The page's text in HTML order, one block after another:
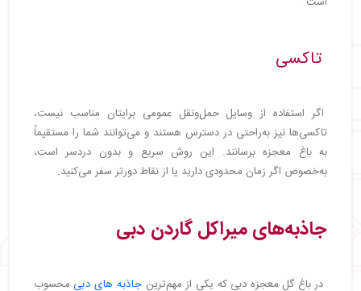
تاکسی
اگر استفاده از وسایل حمل‌ونقل عمومی برایتان مناسب نیست،
تاکسی‌ها نیز به‌راحتی در دسترس هستند و می‌توانند شما را مستقیماً
به باغ معجزه برسانند. این روش سریع و بدون دردسر است،
به‌خصوص اگر زمان محدودی دارید یا از نقاط دورتر سفر می‌کنید.
جاذبه‌های میراکل گاردن دبی
در باغ گل معجزه دبی که یکی از مهم‌ترین جاذبه های دبی محسوب